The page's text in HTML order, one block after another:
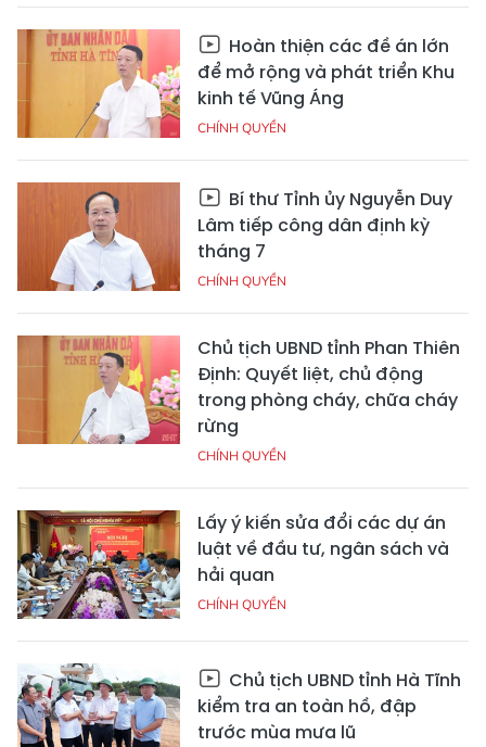
Hoàn thiện các đề án lớn
để mở rộng và phát triển Khu
kinh tế Vũng Áng
CHÍNH QUYỀN
Bí thư Tỉnh ủy Nguyễn Duy
Lâm tiếp công dân định kỳ
tháng 7
CHÍNH QUYỀN
Chủ tịch UBND tỉnh Phan Thiên
Định: Quyết liệt, chủ động
trong phòng cháy, chữa cháy
rừng
CHÍNH QUYỀN
Lấy ý kiến sửa đổi các dự án
luật về đầu tư, ngân sách và
hải quan
CHÍNH QUYỀN
Chủ tịch UBND tỉnh Hà Tĩnh
kiểm tra an toàn hồ, đập
trước mùa mưa lũ